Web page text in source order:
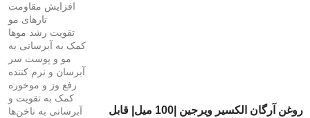
روغن آرگان الکسیر ویرجین |100 میل| قابل
افزایش مقاومت
تارهای مو
تقویت رشد موها
کمک به آبرسانی به
مو و پوست سر
آبرسان و نرم کننده
رفع وز و موخوره
کمک به تقویت و
آبرسانی به ناخن‌ها